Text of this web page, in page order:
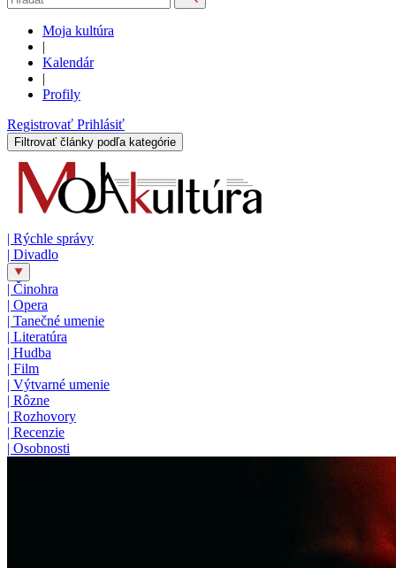
Moja kultúra
|
Kalendár
|
Profily
Registrovať Prihlásiť
Filtrovať články podľa kategórie
| Rýchle správy
| Divadlo
| Činohra
| Opera
| Tanečné umenie
| Literatúra
| Hudba
| Film
| Výtvarné umenie
| Rôzne
| Rozhovory
| Recenzie
| Osobnosti